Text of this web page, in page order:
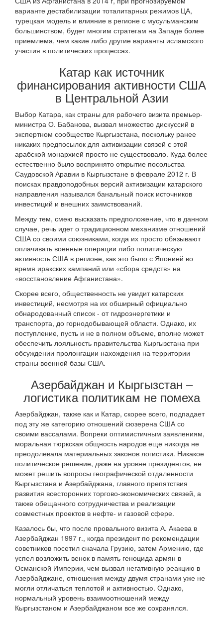
варианте дестабилизации тоталитарных режимов ЦА,
турецкая модель и влияние в регионе с мусульманским
большинством, будет многим стратегам на Западе более
приемлема, чем какие либо другие варианты исламского
участия в политических процессах.
Катар как источник
финансирования активности США
в Центральной Азии
Выбор Катара, как страны для рабочего визита премьер-
министра О. Бабанова, вызвал множество дискуссий в
экспертном сообществе Кыргызстана, поскольку ранее
никаких предпосылок для активизации связей с этой
арабской монархией просто не существовало. Куда более
естественно было воспринято открытие посольства
Саудовской Аравии в Кыргызстане в феврале 2012 г. В
поисках правдоподобных версий активизации катарского
направления назывался банальный поиск источников
инвестиций и внешних заимствований.
Между тем, смею высказать предположение, что в данном
случае, речь идет о традиционном механизме отношений
США со своими союзниками, когда их просто обязывают
оплачивать военные операции либо политическую
активность США в регионе, как это было с Японией во
время иракских кампаний или «сбора средств» на
«восстановление Афганистана».
Скорее всего, общественность не увидит катарских
инвестиций, несмотря на их обширный официально
обнародованный список - от гидроэнергетики и
транспорта, до горнодобывающей области. Однако, их
поступление, пусть и не в полном объеме, вполне может
обеспечить лояльность правительства Кыргызстана при
обсуждении пролонгации нахождения на территории
страны военной базы США.
Азербайджан и Кыргызстан –
логистика политикам не помеха
Азербайджан, также как и Катар, скорее всего, подпадает
под эту же категорию отношений сюзерена США со
своими вассалами. Вопреки оптимистичным заявлениям,
моральная тюркская общность народов еще никогда не
преодолевала материальных законов логистики. Никакое
политическое решение, даже на уровне президентов, не
может решить вопросы географической отдаленности
Кыргызстана и Азербайджана, главного препятствия
развития всесторонних торгово-экономических связей, а
также обещанного сотрудничества и реализации
совместных проектов в нефте- и газовой сфере.
Казалось бы, что после провального визита А. Акаева в
Азербайджан 1997 г., когда президент по рекомендации
советников посетил сначала Грузию, затем Армению, где
успел возложить венок в память геноцида армян в
Османской Империи, чем вызвал негативную реакцию в
Азербайджане, отношения между двумя странами уже не
могли отличаться теплотой и активностью. Однако,
нормальный уровень взаимоотношений между
Кыргызстаном и Азербайджаном все же сохранялся.